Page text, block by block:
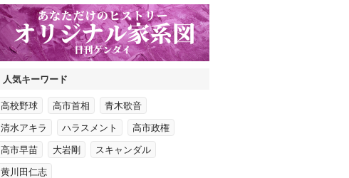
人気キーワード
高校野球 高市首相 青木歌音
清水アキラ ハラスメント 高市政権
高市早苗 大岩剛 スキャンダル
黄川田仁志